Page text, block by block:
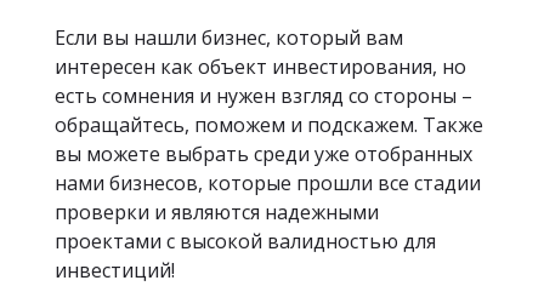
Если вы нашли бизнес, который вам
интересен как объект инвестирования, но
есть сомнения и нужен взгляд со стороны –
обращайтесь, поможем и подскажем. Также
вы можете выбрать среди уже отобранных
нами бизнесов, которые прошли все стадии
проверки и являются надежными
проектами с высокой валидностью для
инвестиций!